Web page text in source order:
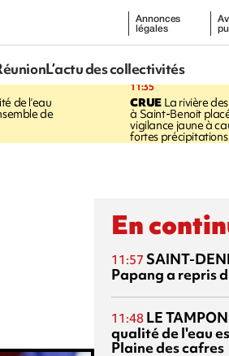
Annonces
légales
L’actu des collectivités
de l’eau
de
11:35
CRUELa rivière
à Saint-Benoit
vigilance jaune à
fortes précipitations
En
11:57 SAINT-
Papang a repris
11:48 LE TAMPON
qualité de l'eau
Plaine des cafres